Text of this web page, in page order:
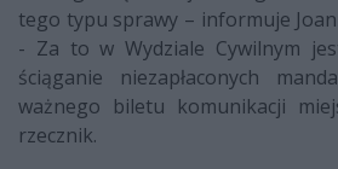
tego typu sprawy – informuje
- Za to w Wydziale Cywilnym
ściąganie niezapłaconych
ważnego biletu komunikacji
rzecznik.